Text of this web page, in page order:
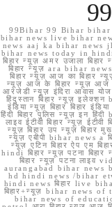
99Bihar 99 Bihar
bihar news live bihar
news aaj ka bihar news
bihar news today in hindi
बिहार न्यूज़ अमर उजाला
बिहार न्यूज़ ara bihar
बिहार न्यूज़ आज का बिहार
न्यूज़ आज के बिहार न्यूज़ आज का
आरजेडी न्यूज़ इंदिरा आवास
हिंदुस्तान बिहार न्यूज़
इंडिया न्यूज़ बिहार बिहार
हिंदी बिहार पुलिस न्यूज़ इन
लाइव ईटीवी बिहार न्यूज़
न्यूज़ बिहार उप न्यूज़ बिहार
न्यूज़ एबीपी bihar news a
न्यूज़ एटिन बिहार ऐप एम
hindi बिहार न्यूज़ पटना
बिहार न्यूज़ पटना लाइव
aurangabad bihar news
hd hindi news /bihar
hindi news बिहार live
बिहार+न्यूज़ bihar news
bihar news of